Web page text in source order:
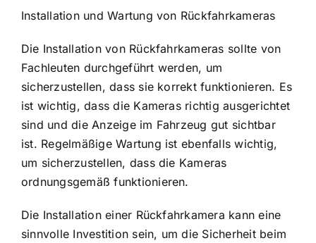
Installation und Wartung von Rückfahrkameras
Die Installation von Rückfahrkameras sollte von
Fachleuten durchgeführt werden, um
sicherzustellen, dass sie korrekt funktionieren. Es
ist wichtig, dass die Kameras richtig ausgerichtet
sind und die Anzeige im Fahrzeug gut sichtbar
ist. Regelmäßige Wartung ist ebenfalls wichtig,
um sicherzustellen, dass die Kameras
ordnungsgemäß funktionieren.
Die Installation einer Rückfahrkamera kann eine
sinnvolle Investition sein, um die Sicherheit beim